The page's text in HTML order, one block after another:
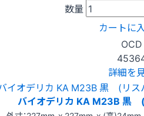
数量
カートに
OCD
詳細を
バイオデリカ KA M23B 黒